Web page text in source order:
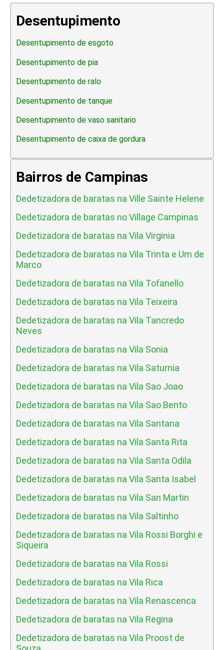
Desentupimento
Desentupimento de esgoto
Desentupimento de pia
Desentupimento de ralo
Desentupimento de tanque
Desentupimento de vaso sanitario
Desentupimento de caixa de gordura
Bairros de Campinas
Dedetizadora de baratas na Ville Sainte Helene
Dedetizadora de baratas no Village Campinas
Dedetizadora de baratas na Vila Virginia
Dedetizadora de baratas na Vila Trinta e Um de
Marco
Dedetizadora de baratas na Vila Tofanello
Dedetizadora de baratas na Vila Teixeira
Dedetizadora de baratas na Vila Tancredo
Neves
Dedetizadora de baratas na Vila Sonia
Dedetizadora de baratas na Vila Saturnia
Dedetizadora de baratas na Vila Sao Joao
Dedetizadora de baratas na Vila Sao Bento
Dedetizadora de baratas na Vila Santana
Dedetizadora de baratas na Vila Santa Rita
Dedetizadora de baratas na Vila Santa Odila
Dedetizadora de baratas na Vila Santa Isabel
Dedetizadora de baratas na Vila San Martin
Dedetizadora de baratas na Vila Saltinho
Dedetizadora de baratas na Vila Rossi Borghi e
Siqueira
Dedetizadora de baratas na Vila Rossi
Dedetizadora de baratas na Vila Rica
Dedetizadora de baratas na Vila Renascenca
Dedetizadora de baratas na Vila Regina
Dedetizadora de baratas na Vila Proost de